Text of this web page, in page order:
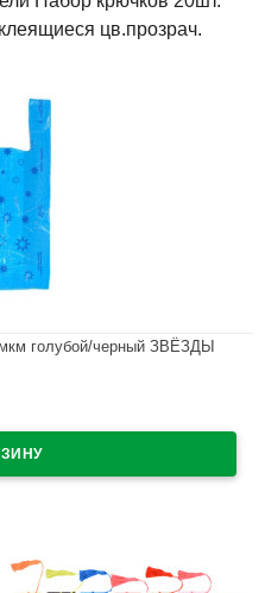
цв.прозрач.
голубой/черный ЗВЁЗДЫ